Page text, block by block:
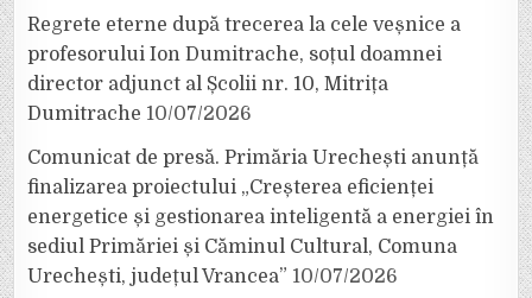
Regrete eterne după trecerea la cele veșnice a
profesorului Ion Dumitrache, soțul doamnei
director adjunct al Școlii nr. 10, Mitrița
Dumitrache 10/07/2026
Comunicat de presă. Primăria Urechești anunță
finalizarea proiectului „Creșterea eficienței
energetice și gestionarea inteligentă a energiei în
sediul Primăriei și Căminul Cultural, Comuna
Urechești, județul Vrancea” 10/07/2026